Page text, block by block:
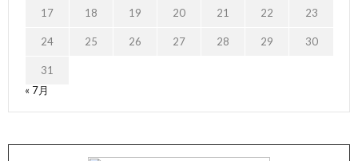
17 18 19 20 21 22 23
24 25 26 27 28 29 30
31
« 7月